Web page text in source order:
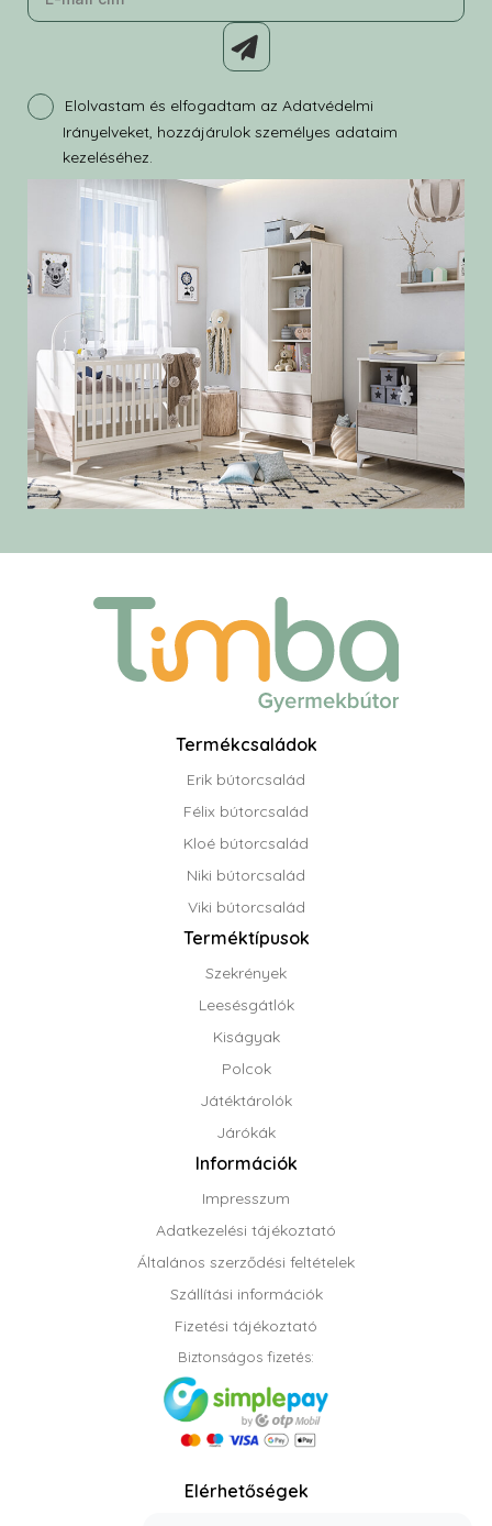
Elolvastam és elfogadtam az Adatvédelmi
Irányelveket, hozzájárulok személyes adataim
kezeléséhez.
Termékcsaládok
Erik bútorcsalád
Félix bútorcsalád
Kloé bútorcsalád
Niki bútorcsalád
Viki bútorcsalád
Terméktípusok
Szekrények
Leesésgátlók
Kiságyak
Polcok
Játéktárolók
Járókák
Információk
Impresszum
Adatkezelési tájékoztató
Általános szerződési feltételek
Szállítási információk
Fizetési tájékoztató
Biztonságos fizetés:
Elérhetőségek